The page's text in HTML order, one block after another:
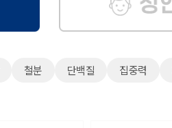
철분 단백질 집중력